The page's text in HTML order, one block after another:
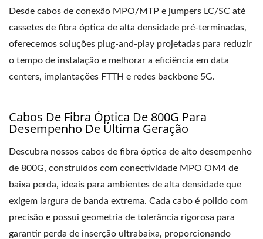
Desde cabos de conexão MPO/MTP e jumpers LC/SC até
cassetes de fibra óptica de alta densidade pré-terminadas,
oferecemos soluções plug-and-play projetadas para reduzir
o tempo de instalação e melhorar a eficiência em data
centers, implantações FTTH e redes backbone 5G.
Cabos De Fibra Óptica De 800G Para
Desempenho De Última Geração
Descubra nossos cabos de fibra óptica de alto desempenho
de 800G, construídos com conectividade MPO OM4 de
baixa perda, ideais para ambientes de alta densidade que
exigem largura de banda extrema. Cada cabo é polido com
precisão e possui geometria de tolerância rigorosa para
garantir perda de inserção ultrabaixa, proporcionando